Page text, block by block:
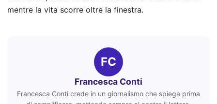
mentre la vita scorre oltre la finestra.
FC
Francesca Conti
Francesca Conti crede in un giornalismo che spiega prima